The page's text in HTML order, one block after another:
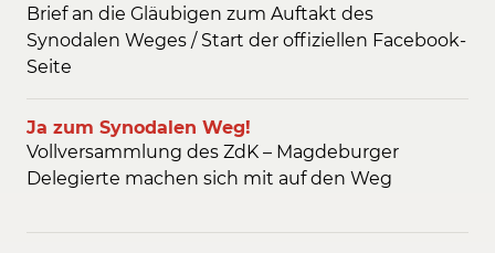
Brief an die Gläubigen zum Auftakt des
Synodalen Weges / Start der offiziellen Facebook-
Seite
Ja zum Synodalen Weg!
Vollversammlung des ZdK – Magdeburger
Delegierte machen sich mit auf den Weg